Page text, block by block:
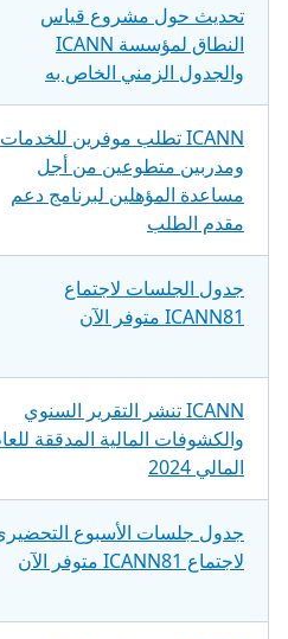
تحديث حول مشروع قياس
النطاق لمؤسسة ICANN
والجدول الزمني الخاص به
ICANN تطلب موفرين للخدمات
ومدربين متطوعين من أجل
مساعدة المؤهلين لبرنامج دعم
مقدم الطلب
جدول الجلسات لاجتماع
ICANN81 متوفر الآن
ICANN تنشر التقرير السنوي
والكشوفات المالية المدققة للعام
المالي 2024
جدول جلسات الأسبوع التحضيري
لاجتماع ICANN81 متوفر الآن